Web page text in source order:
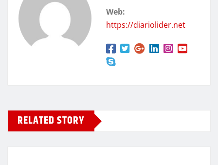
Web:
https://diariolider.net
RELATED STORY